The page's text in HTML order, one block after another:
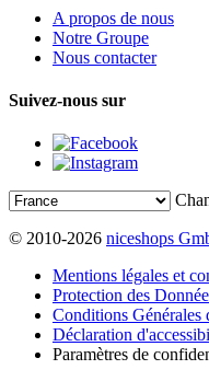
A propos de nous
Notre Groupe
Nous contacter
Suivez-nous sur
© 2010-2026 niceshops
Mentions légales et
Protection des
Conditions Générales
Déclaration
Paramètres de